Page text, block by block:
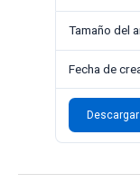
Tamaño del
Fecha de
Descargar